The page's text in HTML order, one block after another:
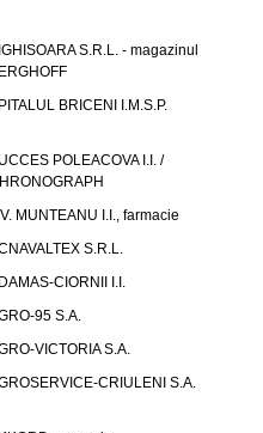
S.R.L. - magazinul
BRICENI I.M.S.P.
POLEACOVA I.I. /
MUNTEANU I.I., farmacie
S.R.L.
CIORNII I.I.
95 S.A.
VICTORIA S.A.
CRIULENI S.A.